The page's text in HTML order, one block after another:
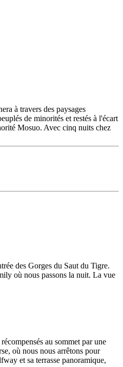
à travers des paysages
de minorités et restés à l'écart
Mosuo. Avec cinq nuits chez
des Gorges du Saut du Tigre.
où nous passons la nuit. La vue
au sommet par une
où nous nous arrêtons pour
et sa terrasse panoramique,